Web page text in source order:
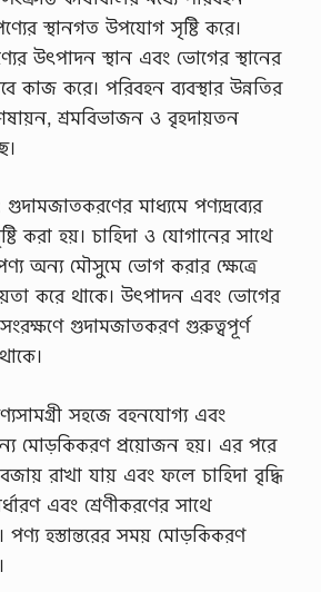
স্থানগত উপযোগ সৃষ্টি করে।
উৎপাদন স্থান এবং ভোগের স্থানের
কাজ করে। পরিবহন ব্যবস্থার উন্নতির
শ্রমবিভাজন ও বৃহদায়তন
মাধ্যমে পণ্যদ্রব্যের
করা হয়। চাহিদা ও যোগানের সাথে
অন্য মৌসুমে ভোগ করার ক্ষেত্রে
করে থাকে। উৎপাদন এবং ভোগের
গুদামজাতকরণ গুরুত্বপূর্ণ
সহজে বহনযোগ্য এবং
মোড়কিকরণ প্রয়োজন হয়। এর পরে
রাখা যায় এবং ফলে চাহিদা বৃদ্ধি
এবং শ্রেণীকরণের সাথে
হস্তান্তরের সময় মোড়কিকরণ